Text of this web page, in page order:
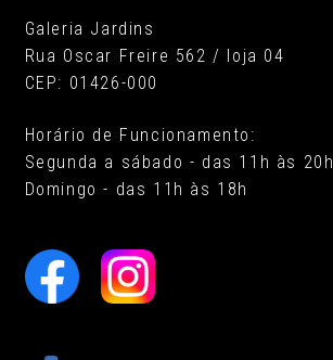
Galeria Jardins
Rua Oscar Freire 562 / loja 04
CEP: 01426-000
Horário de Funcionamento:
Segunda a sábado - das 11h às 20h
Domingo - das 11h às 18h